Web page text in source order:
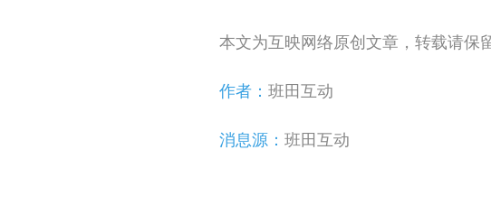
本文为互映网络原创文章，转载请保
作者： 班田互动
消息源： 班田互动